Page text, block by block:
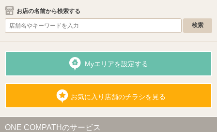
お店の名前から検索する
Myエリアを設定する
お気に入り店舗のチラシを見る
ONE COMPATHのサービス